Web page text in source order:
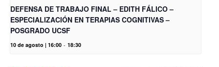
DEFENSA DE TRABAJO FINAL – EDITH FÁLICO –
ESPECIALIZACIÓN EN TERAPIAS COGNITIVAS –
POSGRADO UCSF
10 de agosto | 16:00 - 18:30